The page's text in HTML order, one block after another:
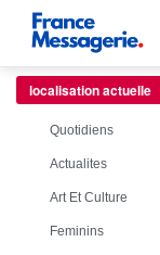
localisation actuelle
Quotidiens
Actualites
Art Et Culture
Feminins